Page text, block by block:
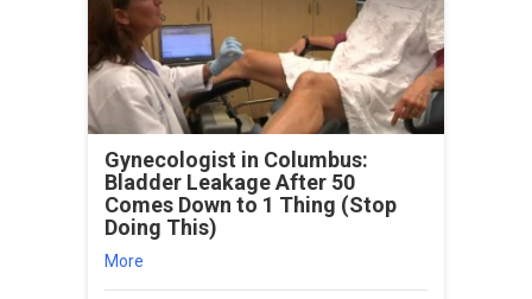
Gynecologist in Columbus:
Bladder Leakage After 50
Comes Down to 1 Thing (Stop
Doing This)
More